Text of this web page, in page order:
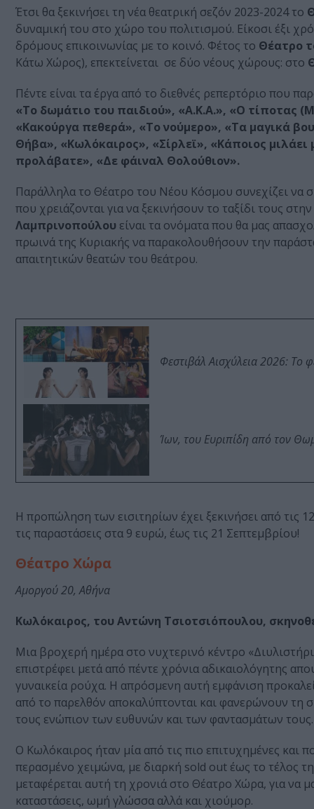
Έτσι θα ξεκινήσει τη νέα θεατρική σεζόν 2023-2024 το
δυναμική του στο χώρο του πολιτισμού. Είκοσι έξι
δρόμους επικοινωνίας με το κοινό. Φέτος το Θέατρο
Κάτω Χώρος), επεκτείνεται σε δύο νέους χώρους: στο
Πέντε είναι τα έργα από το διεθνές ρεπερτόριο που
«Το δωμάτιο του παιδιού», «Α.Κ.Α.», «Ο τίποτας
«Κακούργα πεθερά», «Το νούμερο», «Τα μαγικά
Θήβα», «Κωλόκαιρος», «Σίρλεϊ», «Κάποιος
προλάβατε», «Δε φάιναλ Θολούθιον».
Παράλληλα το Θέατρο του Νέου Κόσμου συνεχίζει να
που χρειάζονται για να ξεκινήσουν το ταξίδι τους
Λαμπρινοπούλου είναι τα ονόματα που θα μας
πρωινά της Κυριακής να παρακολουθήσουν την
απαιτητικών θεατών του θεάτρου.
Φεστιβάλ Αισχύλεια 2026: Το
Ίων, του Ευριπίδη από τον
H προπώληση των εισιτηρίων έχει ξεκινήσει από τις
τις παραστάσεις στα 9 ευρώ, έως τις 21 Σεπτεμβρίου!
Θέατρο Χώρα
Αμοργού 20, Αθήνα
Κωλόκαιρος, του Αντώνη Τσιοτσιόπουλου,
Μια βροχερή ημέρα στο νυχτερινό κέντρο
επιστρέφει μετά από πέντε χρόνια αδικαιολόγητης
γυναικεία ρούχα. Η απρόσμενη αυτή εμφάνιση
από το παρελθόν αποκαλύπτονται και φανερώνουν τη
τους ενώπιον των ευθυνών και των φαντασμάτων τους.
Ο Κωλόκαιρος ήταν μία από τις πιο επιτυχημένες
περασμένο χειμώνα, με διαρκή sold out έως το τέλος
μεταφέρεται αυτή τη χρονιά στο Θέατρο Χώρα, για να
καταστάσεις, ωμή γλώσσα αλλά και χιούμορ.